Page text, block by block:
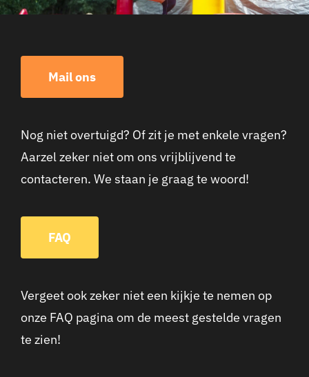
Mail ons
Nog niet overtuigd? Of zit je met enkele vragen?
Aarzel zeker niet om ons vrijblijvend te
contacteren. We staan je graag te woord!
FAQ
Vergeet ook zeker niet een kijkje te nemen op
onze FAQ pagina om de meest gestelde vragen
te zien!